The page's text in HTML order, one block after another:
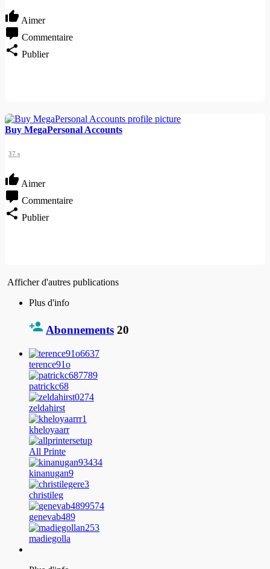
Aimer
Commentaire
Publier
Buy MegaPersonal Accounts
37 s
Aimer
Commentaire
Publier
Afficher d'autres publications
Plus d'info
Abonnements 20
terence91o
patrickc68
zeldahirst
kheloyaarr
All Printe
kinanugan9
christileg
genevab489
madiegolla